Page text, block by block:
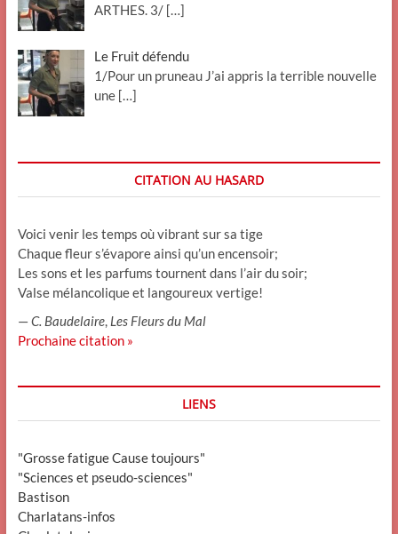
ARTHES. 3/ […]
Le Fruit défendu
1/Pour un pruneau J’ai appris la terrible nouvelle
une […]
CITATION AU HASARD
Voici venir les temps où vibrant sur sa tige
Chaque fleur s’évapore ainsi qu’un encensoir;
Les sons et les parfums tournent dans l’air du soir;
Valse mélancolique et langoureux vertige!
—C. Baudelaire, Les Fleurs du Mal
Prochaine citation »
LIENS
"Grosse fatigue Cause toujours"
"Sciences et pseudo-sciences"
Bastison
Charlatans-infos